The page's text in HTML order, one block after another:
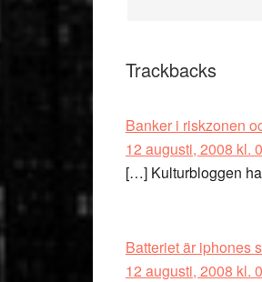
Trackbacks
Banker i riskzonen
12 augusti, 2008 kl.
[…] Kulturbloggen
Batteriet är iphones
12 augusti, 2008 kl.